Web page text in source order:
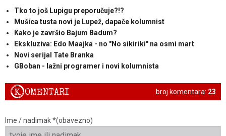
Tko to još Lupigu preporučuje?!?
Mušica tusta novi je Lupež, dapače kolumnist
Kako je završio Bajum Badum?
Ekskluziva: Edo Maajka - no "No sikiriki" na osmi mart
Novi serijal Tate Branka
GBoban - lažni programer i novi kolumnista
broj komentara: 23
KOMENTARI
Ime / nadimak *(obavezno)